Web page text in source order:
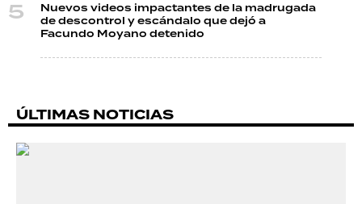
Nuevos videos impactantes de la madrugada
de descontrol y escándalo que dejó a
Facundo Moyano detenido
ÚLTIMAS NOTICIAS